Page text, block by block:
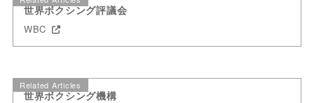
世界ボクシング評議会
WBC
Related Articles
世界ボクシング機構